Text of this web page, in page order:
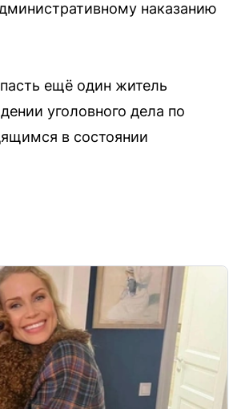
наказанию
ещё один житель
уголовного дела по
в состоянии